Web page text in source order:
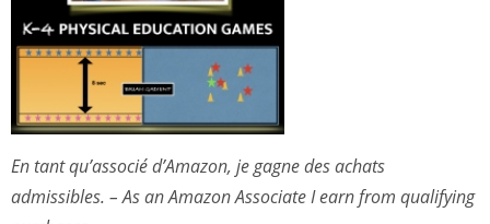
En tant qu’associé d’Amazon, je gagne des achats
admissibles. – As an Amazon Associate I earn from qualifying